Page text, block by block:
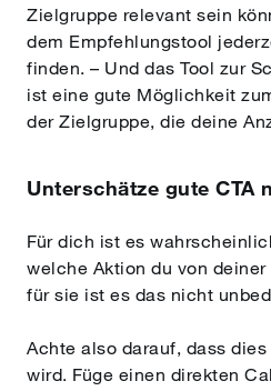
Zielgruppe relevant sein
dem Empfehlungstool
finden. – Und das Tool zur
ist eine gute Möglichkeit
der Zielgruppe, die deine
Unterschätze gute CTA
Für dich ist es
welche Aktion du von
für sie ist es das nicht
Achte also darauf, dass
wird. Füge einen direkten